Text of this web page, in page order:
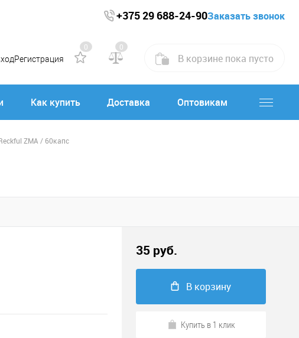
+375 29 688-24-90Заказать звонок
Регистрация
0 0
В корзине пока пусто
Как купить Доставка Оптовикам
ZMA / 60капс
35 руб.
В корзину
Купить в 1 клик